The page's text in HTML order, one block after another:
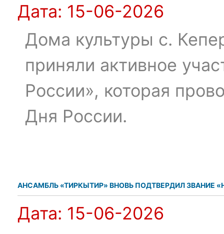
Дата: 15-06-2026
Дома культуры с.
приняли активное
России», которая
Дня России.
АНСАМБЛЬ «ТИРКЫТИР» ВНОВЬ ПОДТВЕРДИЛ ЗВАНИЕ
Дата: 15-06-2026